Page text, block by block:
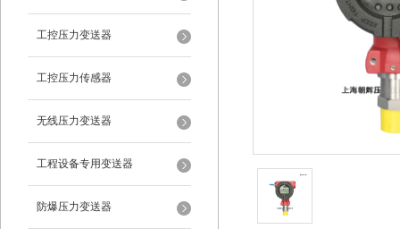
工控压力变送器
工控压力传感器
无线压力变送器
工程设备专用变送器
防爆压力变送器